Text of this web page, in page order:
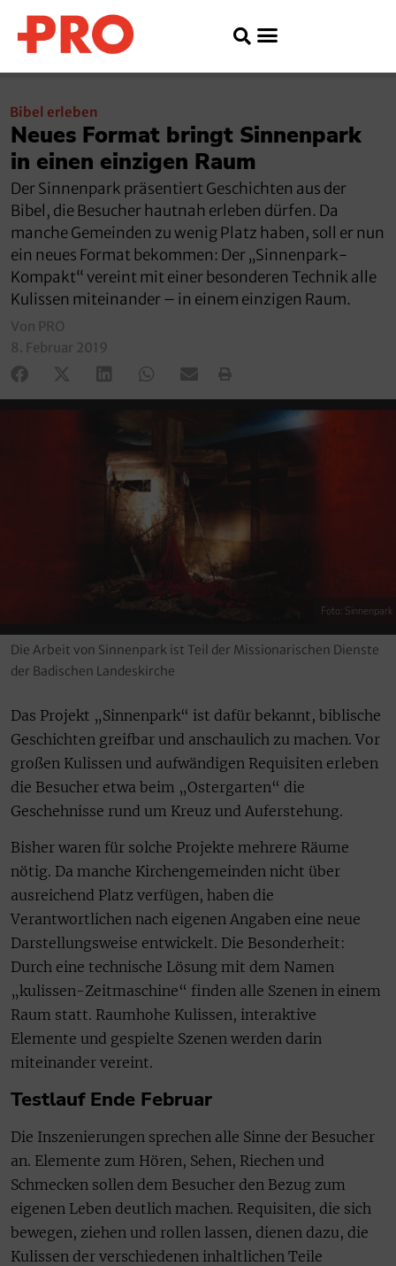
Bibel erleben
Neues Format bringt Sinnenpark
in einen einzigen Raum
Der Sinnenpark präsentiert Geschichten aus der
Bibel, die Besucher hautnah erleben dürfen. Da
manche Gemeinden zu wenig Platz haben, soll er nun
ein neues Format bekommen: Der „Sinnenpark-
Kompakt“ vereint mit einer besonderen Technik alle
Kulissen miteinander – in einem einzigen Raum.
Von PRO
8. Februar 2019
Foto: Sinnenpark
Die Arbeit von Sinnenpark ist Teil der Missionarischen Dienste
der Badischen Landeskirche
Das Projekt „Sinnenpark“ ist dafür bekannt, biblische
Geschichten greifbar und anschaulich zu machen. Vor
großen Kulissen und aufwändigen Requisiten erleben
die Besucher etwa beim „Ostergarten“ die
Geschehnisse rund um Kreuz und Auferstehung.
Bisher waren für solche Projekte mehrere Räume
nötig. Da manche Kirchengemeinden nicht über
ausreichend Platz verfügen, haben die
Verantwortlichen nach eigenen Angaben eine neue
Darstellungsweise entwickelt. Die Besonderheit:
Durch eine technische Lösung mit dem Namen
„kulissen-Zeitmaschine“ finden alle Szenen in einem
Raum statt. Raumhohe Kulissen, interaktive
Elemente und gespielte Szenen werden darin
miteinander vereint.
Testlauf Ende Februar
Die Inszenierungen sprechen alle Sinne der Besucher
an. Elemente zum Hören, Sehen, Riechen und
Schmecken sollen dem Besucher den Bezug zum
eigenen Leben deutlich machen. Requisiten, die sich
bewegen, ziehen und rollen lassen, dienen dazu, die
Kulissen der verschiedenen inhaltlichen Teile